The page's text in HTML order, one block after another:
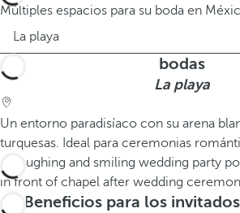
Múltiples espacios para su boda en
La playa
bodas
La playa
Un entorno paradisíaco con su arena
turquesas. Ideal para ceremonias
Beneficios para los